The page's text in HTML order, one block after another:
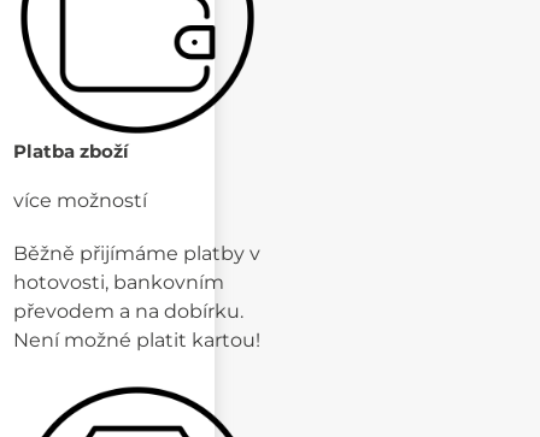
Platba zboží
více možností
Běžně přijímáme platby v
hotovosti, bankovním
převodem a na dobírku.
Není možné platit kartou!